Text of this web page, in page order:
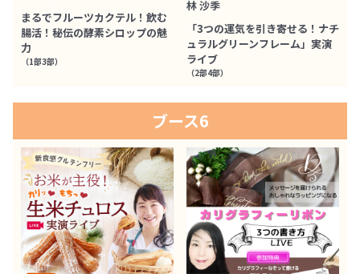
まるでフルーツカクテル！飲む
腸活！秘伝の酵素シロップの魅
力
（1部3部）
林 沙季
「3つの運気を引き寄せる！ナチ
ュラルグリーンフレーム」実演
ライブ
（2部4部）
ブース6